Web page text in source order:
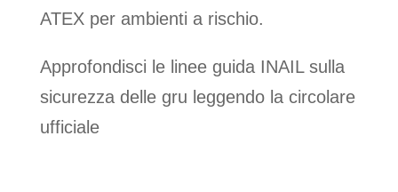
ATEX per ambienti a rischio.
Approfondisci le linee guida INAIL sulla
sicurezza delle gru leggendo la circolare
ufficiale